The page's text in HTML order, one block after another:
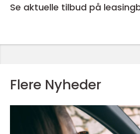
Se aktuelle tilbud på
Flere Nyheder